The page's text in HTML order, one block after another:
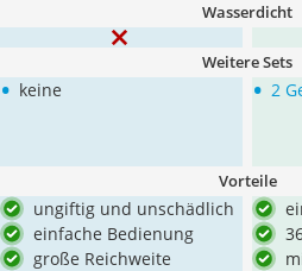
Wasserdicht
Weitere Sets
• keine • 2
Vorteile
ungiftig und unschädlich
einfache Bedienung
große Reichweite